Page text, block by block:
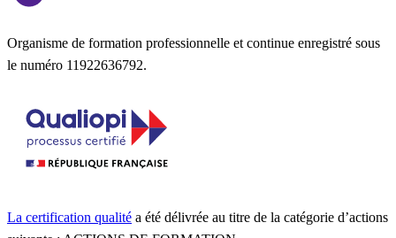
Organisme de formation professionnelle et continue enregistré sous
le numéro 11922636792.
La certification qualité a été délivrée au titre de la catégorie d’actions